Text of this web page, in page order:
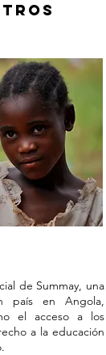
de Summay, una
país en Angola,
el acceso a los
a la educación